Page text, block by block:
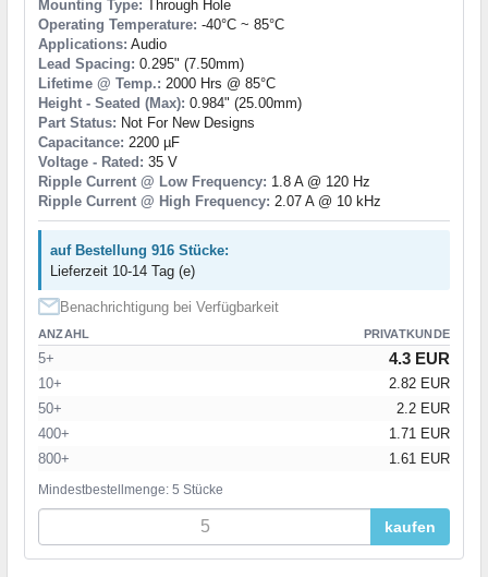
Mounting Type: Through Hole
Operating Temperature: -40°C ~ 85°C
Applications: Audio
Lead Spacing: 0.295" (7.50mm)
Lifetime @ Temp.: 2000 Hrs @ 85°C
Height - Seated (Max): 0.984" (25.00mm)
Part Status: Not For New Designs
Capacitance: 2200 µF
Voltage - Rated: 35 V
Ripple Current @ Low Frequency: 1.8 A @ 120 Hz
Ripple Current @ High Frequency: 2.07 A @ 10 kHz
auf Bestellung 916 Stücke:
Lieferzeit 10-14 Tag (e)
Benachrichtigung bei Verfügbarkeit
ANZAHL PRIVATKUNDE
5+ 4.3 EUR
10+
2.82 EUR
50+
2.2 EUR
400+
1.71 EUR
800+
1.61 EUR
Mindestbestellmenge: 5 Stücke
kaufen